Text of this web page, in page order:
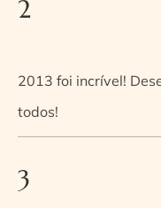
2
2013 foi incrível!
todos!
3